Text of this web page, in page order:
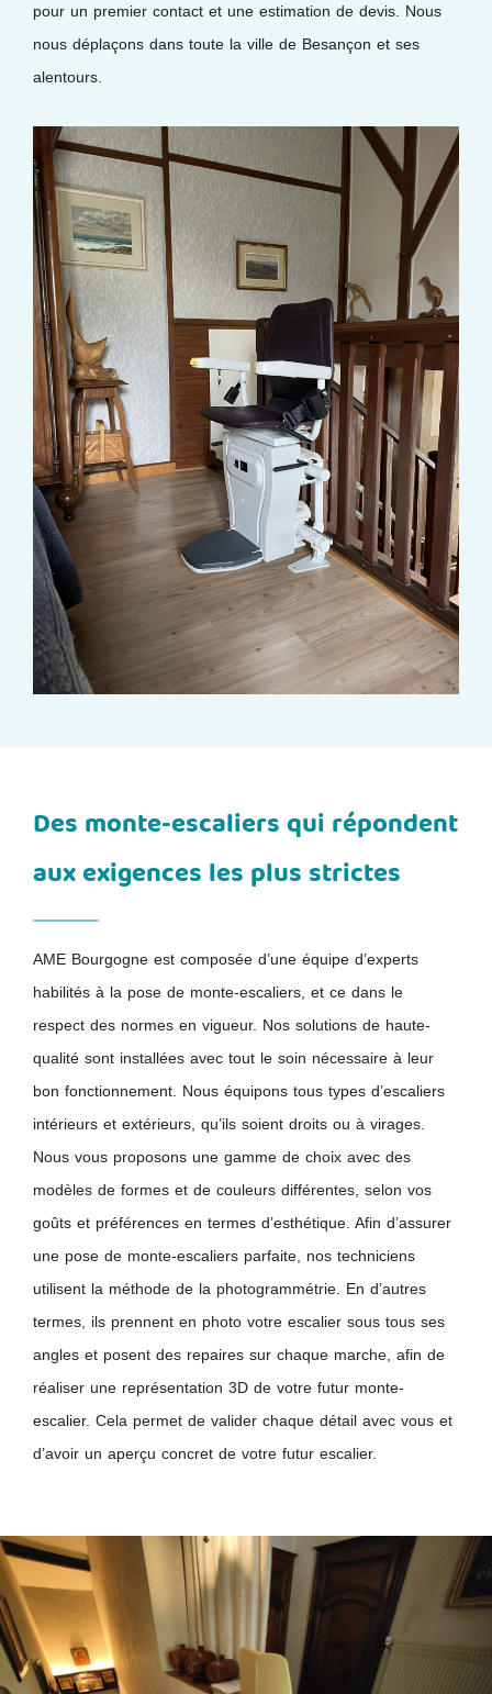
pour un premier contact et une estimation de devis. Nous
nous déplaçons dans toute la ville de Besançon et ses
alentours.
Des monte-escaliers qui répondent
aux exigences les plus strictes
AME Bourgogne est composée d’une équipe d’experts
habilités à la pose de monte-escaliers, et ce dans le
respect des normes en vigueur. Nos solutions de haute-
qualité sont installées avec tout le soin nécessaire à leur
bon fonctionnement. Nous équipons tous types d’escaliers
intérieurs et extérieurs, qu’ils soient droits ou à virages.
Nous vous proposons une gamme de choix avec des
modèles de formes et de couleurs différentes, selon vos
goûts et préférences en termes d’esthétique. Afin d’assurer
une pose de monte-escaliers parfaite, nos techniciens
utilisent la méthode de la photogrammétrie. En d’autres
termes, ils prennent en photo votre escalier sous tous ses
angles et posent des repaires sur chaque marche, afin de
réaliser une représentation 3D de votre futur monte-
escalier. Cela permet de valider chaque détail avec vous et
d’avoir un aperçu concret de votre futur escalier.